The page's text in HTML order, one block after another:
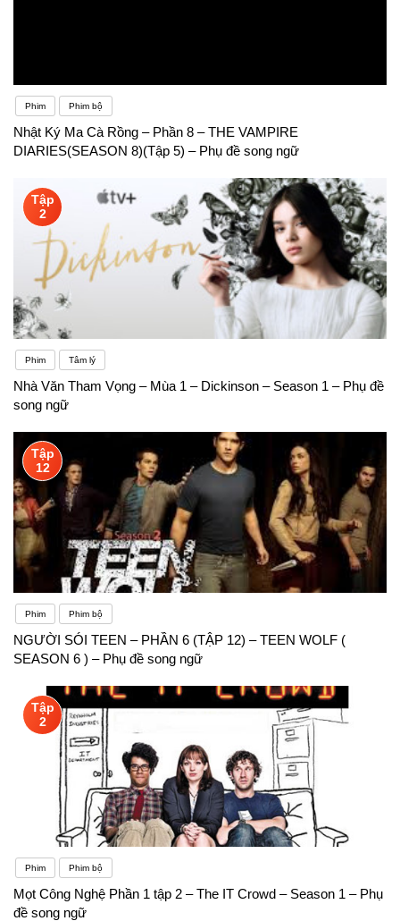
Phim Phim bộ
Nhật Ký Ma Cà Rồng – Phần 8 – THE VAMPIRE
DIARIES(SEASON 8)(Tập 5) – Phụ đề song ngữ
Tập
2
Phim Tâm lý
Nhà Văn Tham Vọng – Mùa 1 – Dickinson – Season 1 – Phụ đề
song ngữ
Tập
12
Phim Phim bộ
NGƯỜI SÓI TEEN – PHẦN 6 (TẬP 12) – TEEN WOLF (
SEASON 6 ) – Phụ đề song ngữ
Tập
2
Phim Phim bộ
Mọt Công Nghệ Phần 1 tập 2 – The IT Crowd – Season 1 – Phụ
đề song ngữ